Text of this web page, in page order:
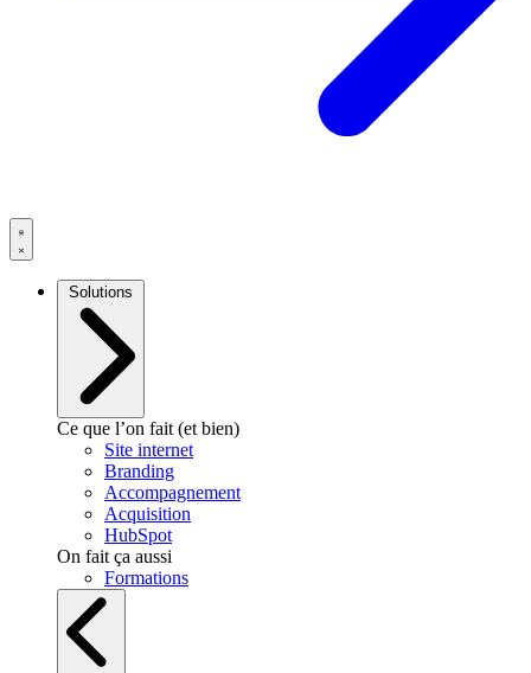
Solutions
Ce que l’on fait (et bien)
Site internet
Branding
Accompagnement
Acquisition
HubSpot
On fait ça aussi
Formations